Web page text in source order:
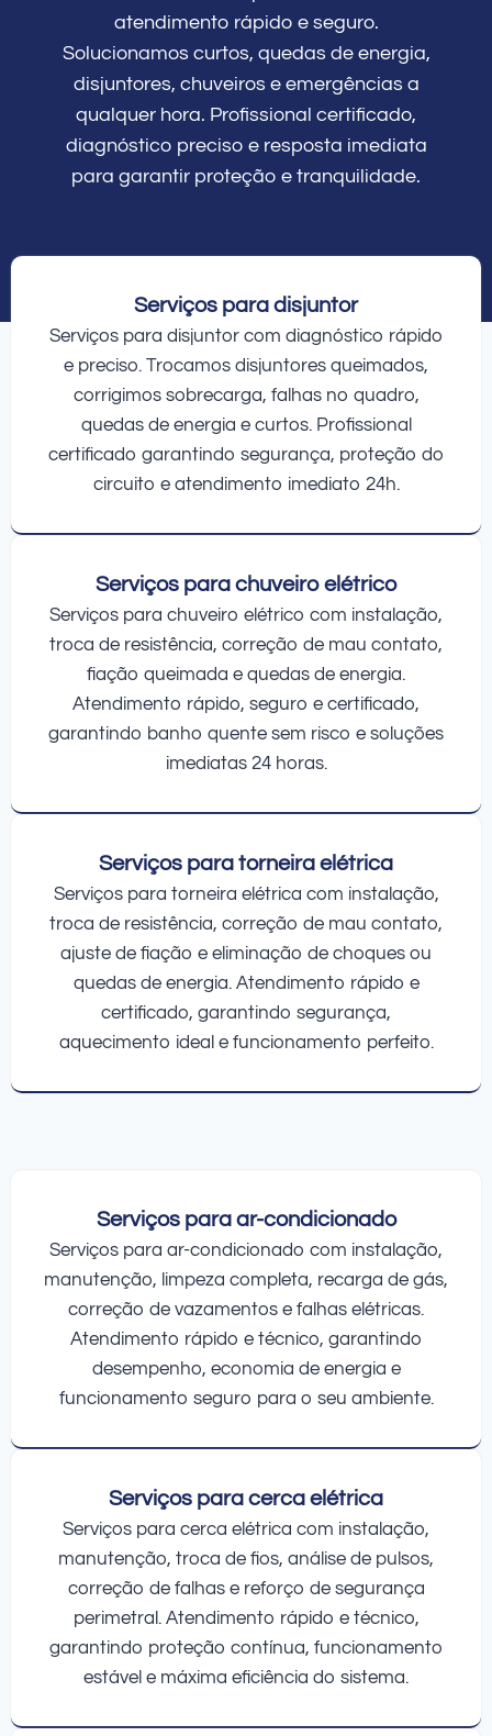
atendimento rápido e seguro.
Solucionamos curtos, quedas de energia,
disjuntores, chuveiros e emergências a
qualquer hora. Profissional certificado,
diagnóstico preciso e resposta imediata
para garantir proteção e tranquilidade.
Serviços para disjuntor
Serviços para disjuntor com diagnóstico rápido
e preciso. Trocamos disjuntores queimados,
corrigimos sobrecarga, falhas no quadro,
quedas de energia e curtos. Profissional
certificado garantindo segurança, proteção do
circuito e atendimento imediato 24h.
Serviços para chuveiro elétrico
Serviços para chuveiro elétrico com instalação,
troca de resistência, correção de mau contato,
fiação queimada e quedas de energia.
Atendimento rápido, seguro e certificado,
garantindo banho quente sem risco e soluções
imediatas 24 horas.
Serviços para torneira elétrica
Serviços para torneira elétrica com instalação,
troca de resistência, correção de mau contato,
ajuste de fiação e eliminação de choques ou
quedas de energia. Atendimento rápido e
certificado, garantindo segurança,
aquecimento ideal e funcionamento perfeito.
Serviços para ar-condicionado
Serviços para ar-condicionado com instalação,
manutenção, limpeza completa, recarga de gás,
correção de vazamentos e falhas elétricas.
Atendimento rápido e técnico, garantindo
desempenho, economia de energia e
funcionamento seguro para o seu ambiente.
Serviços para cerca elétrica
Serviços para cerca elétrica com instalação,
manutenção, troca de fios, análise de pulsos,
correção de falhas e reforço de segurança
perimetral. Atendimento rápido e técnico,
garantindo proteção contínua, funcionamento
estável e máxima eficiência do sistema.